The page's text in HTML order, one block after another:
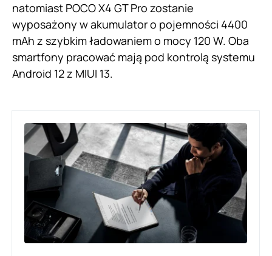
natomiast POCO X4 GT Pro zostanie
wyposażony w akumulator o pojemności 4400
mAh z szybkim ładowaniem o mocy 120 W. Oba
smartfony pracować mają pod kontrolą systemu
Android 12 z MIUI 13.